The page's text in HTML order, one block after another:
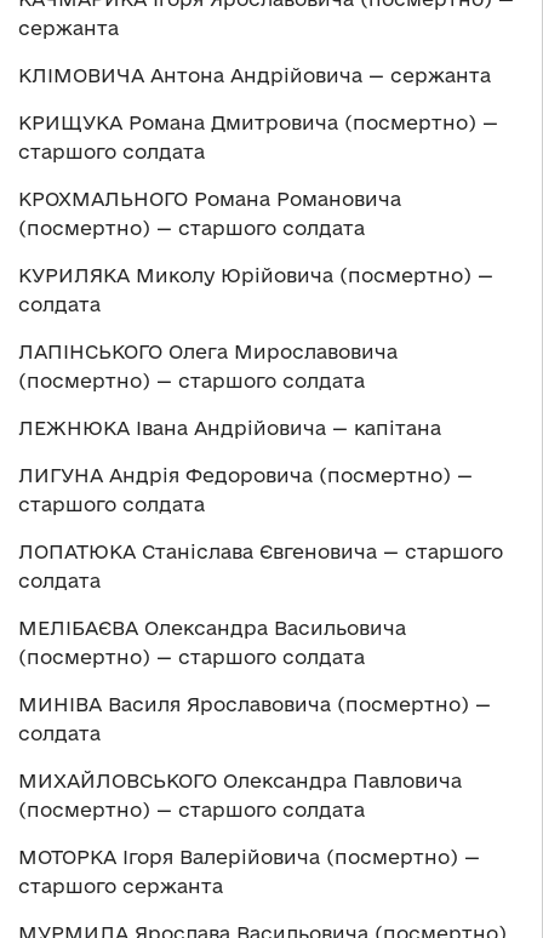
сержанта
КЛІМОВИЧА Антона Андрійовича — сержанта
КРИЩУКА Романа Дмитровича (посмертно) —
старшого солдата
КРОХМАЛЬНОГО Романа Романовича
(посмертно) — старшого солдата
КУРИЛЯКА Миколу Юрійовича (посмертно) —
солдата
ЛАПІНСЬКОГО Олега Мирославовича
(посмертно) — старшого солдата
ЛЕЖНЮКА Івана Андрійовича — капітана
ЛИГУНА Андрія Федоровича (посмертно) —
старшого солдата
ЛОПАТЮКА Станіслава Євгеновича — старшого
солдата
МЕЛІБАЄВА Олександра Васильовича
(посмертно) — старшого солдата
МИНІВА Василя Ярославовича (посмертно) —
солдата
МИХАЙЛОВСЬКОГО Олександра Павловича
(посмертно) — старшого солдата
МОТОРКА Ігоря Валерійовича (посмертно) —
старшого сержанта
МУРМИЛА Ярослава Васильовича (посмертно)